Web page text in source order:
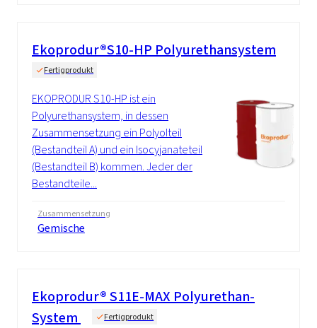
Ekoprodur®S10-HP Polyurethansystem
Fertigprodukt
EKOPRODUR S10-HP ist ein
Polyurethansystem, in dessen
Zusammensetzung ein Polyolteil
(Bestandteil A) und ein Isocyjanateteil
(Bestandteil B) kommen. Jeder der
Bestandteile...
Zusammensetzung
Gemische
Ekoprodur® S11E-MAX Polyurethan-
System
Fertigprodukt